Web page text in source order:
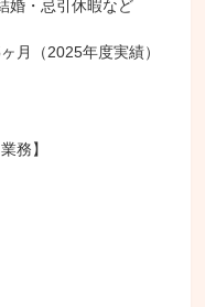
婚・忌引休暇など
月（2025年度実績）
務】